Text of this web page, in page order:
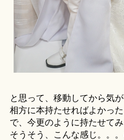
と思って、移動してから気が
相方に本持たせればよかっ
で、今更のように持たせてみ
そうそう、こんな感じ。。